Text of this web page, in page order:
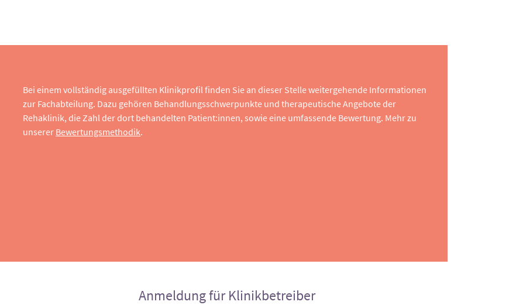
Bei einem vollständig ausgefüllten Klinikprofil finden Sie an dieser Stelle weitergehende Informationen
zur Fachabteilung. Dazu gehören Behandlungsschwerpunkte und therapeutische Angebote der
Rehaklinik, die Zahl der dort behandelten Patient:innen, sowie eine umfassende Bewertung. Mehr zu
unserer Bewertungsmethodik.
Anmeldung für Klinikbetreiber